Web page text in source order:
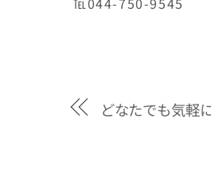
どなたでも気軽